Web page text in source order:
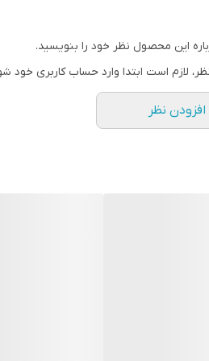
این محصول نظر خود را بنویسید.
لازم است ابتدا وارد حساب کاربری خود
افزودن نظر